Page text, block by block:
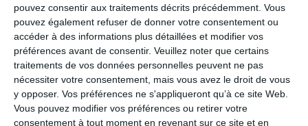
pouvez consentir aux traitements décrits précédemment. Vous
pouvez également refuser de donner votre consentement ou
accéder à des informations plus détaillées et modifier vos
préférences avant de consentir. Veuillez noter que certains
traitements de vos données personnelles peuvent ne pas
nécessiter votre consentement, mais vous avez le droit de vous
y opposer. Vos préférences ne s'appliqueront qu’à ce site Web.
Vous pouvez modifier vos préférences ou retirer votre
consentement à tout moment en revenant sur ce site et en
Facebook, Twitter, WhatsApp, ...
VOIR D'AUTRES CARTES DANS
LA CATÉGORIE
Sports